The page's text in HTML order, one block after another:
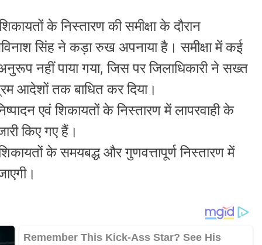
के निस्तारण की समीक्षा के दौरान
सिंह ने कड़ा रुख अपनाया है। समीक्षा में कई
नहीं पाया गया, जिस पर जिलाधिकारी ने सख्त
आदेशों तक बाधित कर दिया।
एवं शिकायतों के निस्तारण में लापरवाही के
किए गए हैं।
के समयबद्ध और गुणवत्तापूर्ण निस्तारण में